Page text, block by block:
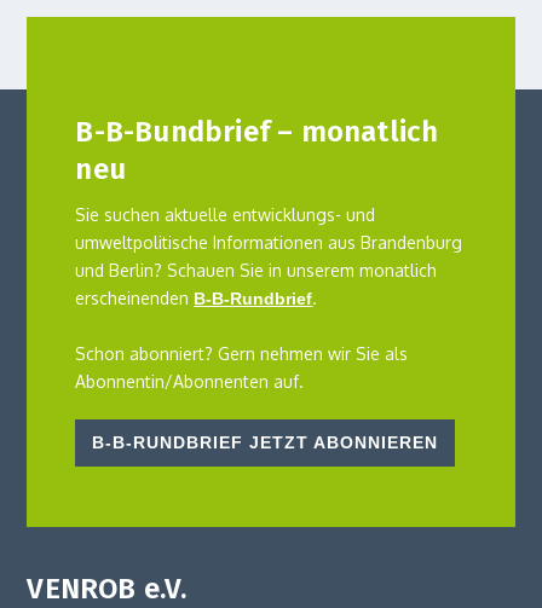
B-B-Bundbrief – monatlich
neu
Sie suchen aktuelle entwicklungs- und
umweltpolitische Informationen aus Brandenburg
und Berlin? Schauen Sie in unserem monatlich
erscheinenden B-B-Rundbrief.
Schon abonniert? Gern nehmen wir Sie als
Abonnentin/Abonnenten auf.
B-B-RUNDBRIEF JETZT ABONNIEREN
VENROB e.V.